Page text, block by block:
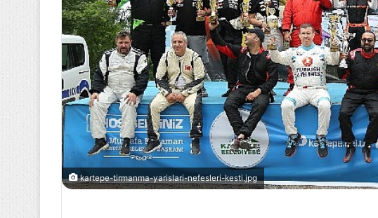
kartepe-tirmanma-yarislari-nefesleri-kesti.jpg
LeMans'da